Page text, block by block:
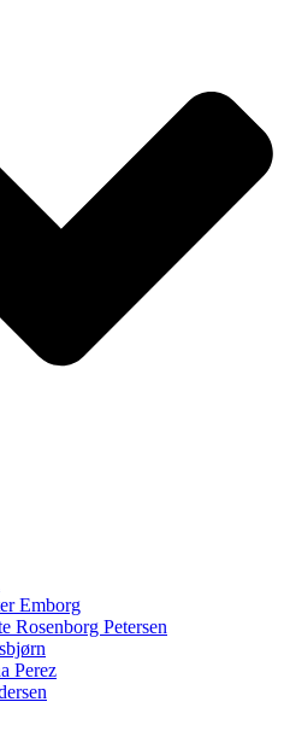
Emborg
Rosenborg Petersen
Perez